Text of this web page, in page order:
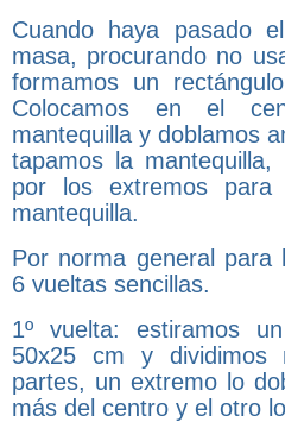
Cuando haya pasado
masa, procurando no
formamos un
Colocamos en el
mantequilla y doblamos
tapamos la
por los extremos
mantequilla.
Por norma general para
6 vueltas sencillas.
1º vuelta: estiramos
50x25 cm y dividimos
partes, un extremo lo
más del centro y el otro